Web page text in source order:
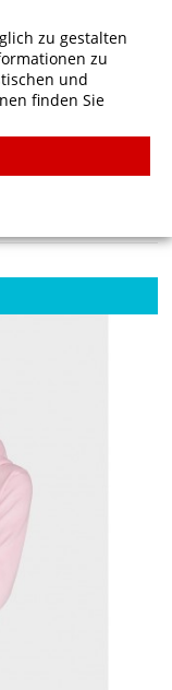
zu gestalten
zu
und
finden Sie